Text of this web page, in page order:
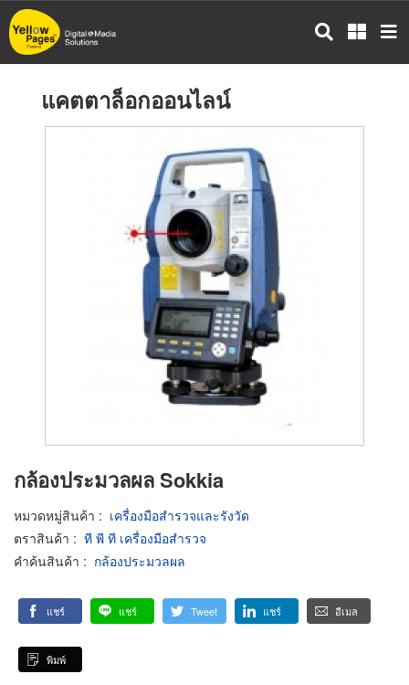
ข้าม
ไป
แคตตาล็อกออนไลน์
กล้องประมวลผล Sokkia
หมวดหมู่สินค้า : เครื่องมือสำรวจและรังวัด
ตราสินค้า : ที พี ที เครื่องมือสำรวจ
คำค้นสินค้า : กล้องประมวลผล
แชร์ แชร์ Tweet แชร์ อีเมล
พิมพ์